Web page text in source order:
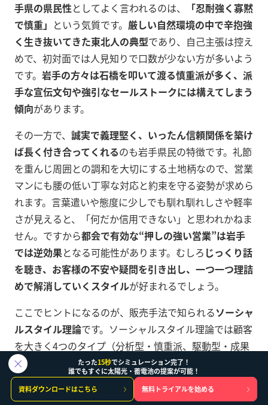
手県の県民性としてよく言われるのは、
「忍耐強く寡黙
で慎重」 という気質です。 厳しい自然環境の中で辛抱強
く生き抜いてきた東北人の典型であり、自己主張は控え
めで、初対面では人見知りで口数が少ない方が多いよう
です。 岩手の方々は石橋を叩いて渡る慎重派が多く、派
手な宣伝文句や強引なセールストークには構えてしまう
傾向があります。
その一方で、 誠実で義理堅く、いったん信頼関係を築け
ば長く付き合ってくれるのも岩手県民の特徴です。礼節
を重んじ周囲との調和を大切にする土地柄なので、営業
マンにも腰の低い丁寧な対応と約束を守る姿勢が求めら
れます。言葉遣いや態度に少しでも馴れ馴れしさや軽率
さが見えると、「何だか信用できない」と思われかねま
せん。ですから都会で有効な“押しの強い営業”は岩手
では逆効果となる可能性があります。むしろ じっくり話
を聴き、お客様の不安や疑問を引き出し、一つ一つ理詰
めで解消していくスタイルが好まれるでしょう。
ここでヒントになるのが、販売手法で知られるソーシャ
ルスタイル理論です。ソーシャルスタイル理論では顧客
を大きく4つのタイプ（分析型・慎重派、駆動型・成果
志向、友好型・協調志向、表現型・社交的）に分類し、
それぞれに合ったコミュニケーションを取ることを提唱
します。岩手県民には
分析型（Analytical）と友好型
たった15秒でシミュレーション完了！
誰でもすぐに太陽光・蓄電池の提案が可能！
資料ダウンロードはこちら
無料トライアルを始める